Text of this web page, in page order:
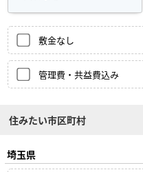
敷金なし
管理費・共益費込み
住みたい市区町村
埼玉県